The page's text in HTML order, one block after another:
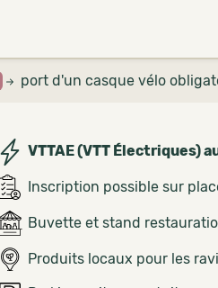
port d'un casque vélo
VTTAE (VTT Électriques)
Inscription possible sur
Buvette et stand
Produits locaux pour les